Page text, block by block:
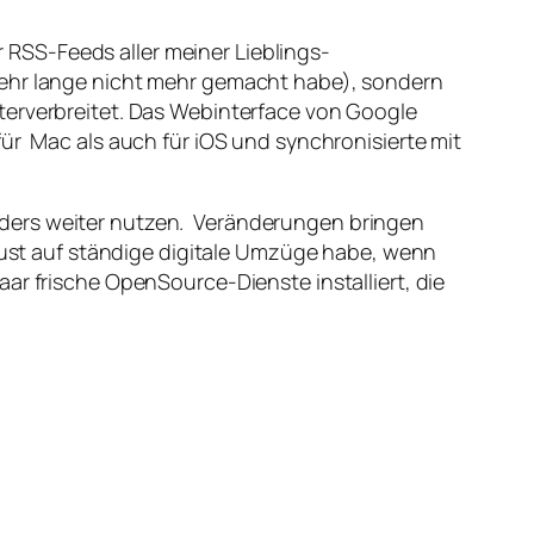
Feeds aller meiner Lieblings-
lange nicht mehr gemacht habe), sondern
Das Webinterface von Google
Mac als auch für iOS und synchronisierte mit
weiter nutzen. Veränderungen bringen
auf ständige digitale Umzüge habe, wenn
frische OpenSource-Dienste installiert, die